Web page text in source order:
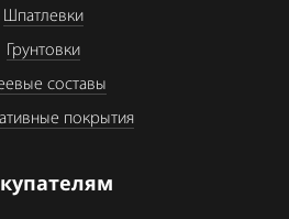
Шпатлевки
Грунтовки
составы
покрытия